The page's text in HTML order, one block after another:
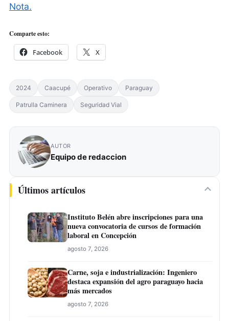
Nota.
Comparte esto:
Facebook X
2024 Caacupé Operativo Paraguay
Patrulla Caminera Seguridad Vial
AUTOR
Equipo de redaccion
Últimos artículos
Instituto Belén abre inscripciones para una
nueva convocatoria de cursos de formación
laboral en Concepción
agosto 7, 2026
Carne, soja e industrialización: Ingeniero
destaca expansión del agro paraguayo hacia
más mercados
agosto 7, 2026